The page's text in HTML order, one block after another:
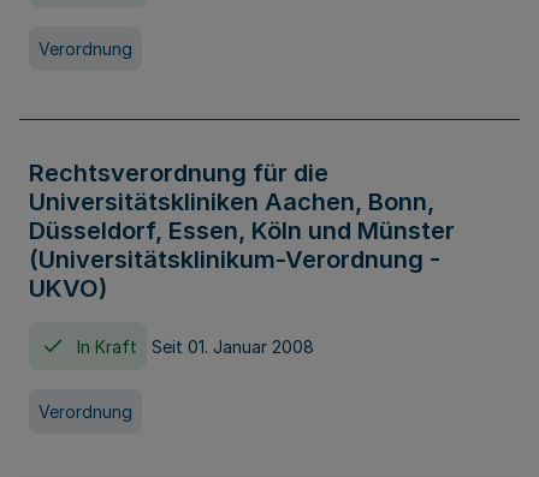
Verordnung
Rechtsverordnung für die
Universitätskliniken Aachen, Bonn,
Düsseldorf, Essen, Köln und Münster
(Universitätsklinikum-Verordnung -
UKVO)
In Kraft Seit 01. Januar 2008
Verordnung